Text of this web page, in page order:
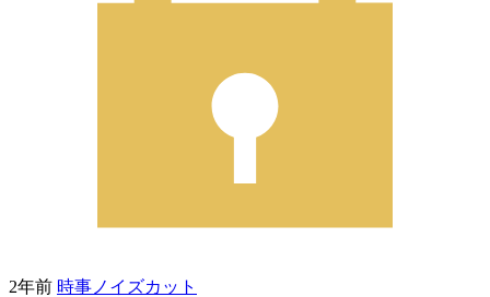
2年前 時事ノイズカット